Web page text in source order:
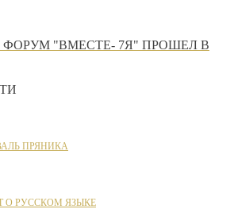
"ВМЕСТЕ- 7Я" ПРОШЕЛ В
ПРЯНИКА
О РУССКОМ ЯЗЫКЕ